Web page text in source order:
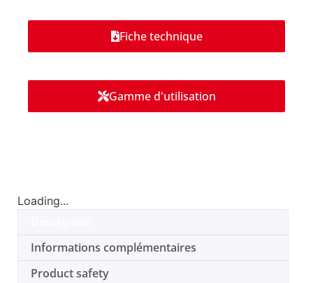
Fiche technique
Gamme d'utilisation
Loading...
Informations complémentaires
Product safety